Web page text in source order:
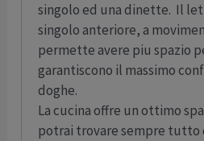
singolo ed una dinette. Il
singolo anteriore, a
permette avere piu spazio
garantiscono il massimo
doghe.
La cucina offre un ottimo
potrai trovare sempre tutto